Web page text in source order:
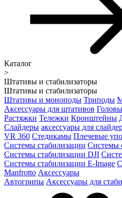
Каталог
>
Штативы и стабилизаторы
Штативы и стабилизаторы
Штативы и моноподы Триподы
Аксессуары для штативов Головы
Растяжки Тележки Кронштейны
Слайдеры аксессуары для
VR 360 Стедикамы Плечевые
Системы стабилизации Системы
Системы стабилизации DJI
Системы стабилизации E-Image
Manfrotto Аксессуары
Автогрипы Аксессуары для